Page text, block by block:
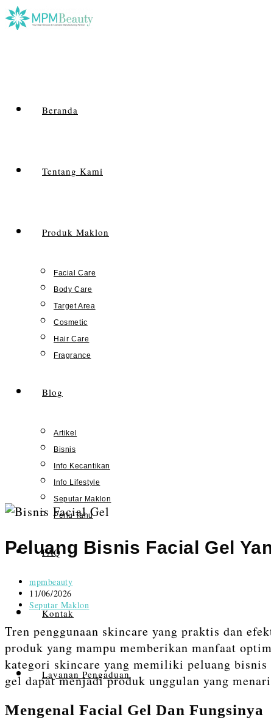
Skip
content
Beranda
Tentang Kami
Produk Maklon
Facial Care
Body Care
Target Area
Cosmetic
Hair Care
Fragrance
Blog
Artikel
Bisnis
Info Kecantikan
Info Lifestyle
Seputar Maklon
Perlu Tahu
FAQ
Kontak
Layanan Pengaduan
Peluang Bisnis Facial Gel
Post
author:
mpmbeauty
Post
published:
11/06/2026
Post
category:
Seputar Maklon
Tren penggunaan skincare yang praktis dan
produk yang mampu memberikan manfaat
kategori skincare yang memiliki peluang
gel dapat menjadi produk unggulan yang
Mengenal Facial Gel Dan Fungsinya